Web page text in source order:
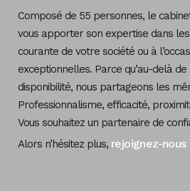
Composé de 55 personnes, le
vous apporter son expertise dans
courante de votre société ou à
exceptionnelles. Parce qu’au-delà
disponibilité, nous partageons les
Professionnalisme, efficacité,
Vous souhaitez un partenaire de
Alors n’hésitez plus, rejoignez-nous